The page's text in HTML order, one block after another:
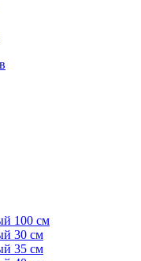
100 см
30 см
35 см